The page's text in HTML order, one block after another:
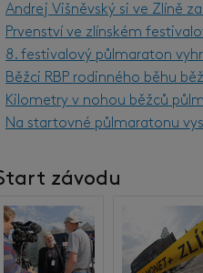
Andrej Višněvský si ve Zlíně
Prvenství ve zlínském
8. festivalový půlmaraton
Běžci RBP rodinného běhu
Kilometry v nohou běžců
Na startovné půlmaratonu
závodu